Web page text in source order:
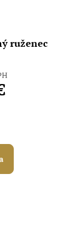
ruženec